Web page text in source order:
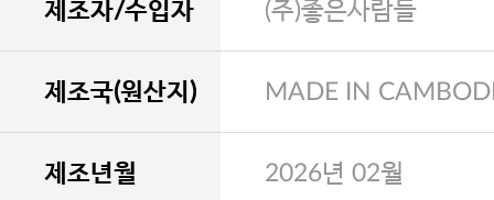
제조자/수입자 (주)좋은사람들
제조국(원산지) MADE IN
제조년월 2026년 02월